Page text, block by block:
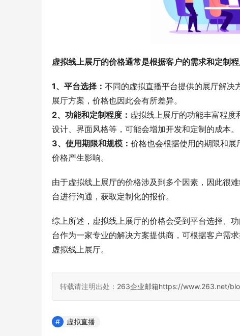
虚拟线上展厅的价格通常是根据客户的需求和定制
1、平台选择： 不同的虚拟直播平台提供的展厅解
展厅方案，价格也因此会有所差异。
2、功能和定制程度： 虚拟线上展厅的功能丰富程
设计、界面风格等，可能会增加开发和定制的成本。
3、使用期限和规模： 价格也会根据使用的期限和
价格产生影响。
由于虚拟线上展厅的价格涉及到多个因素，因此很
台进行沟通，获取定制化的报价。
综上所述，虚拟线上展厅的价格会受到平台选择、
台作为一家专业的解决方案提供商，可根据客户需
虚拟线上展厅。
转载请注明出处： 263企业邮箱https://www.263.net/
虚拟直播